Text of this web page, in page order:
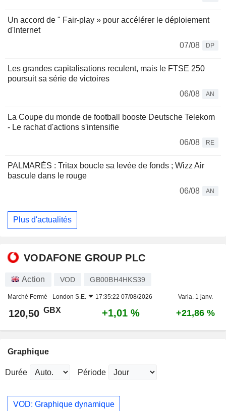
Un accord de " Fair-play » pour accélérer le déploiement
d'Internet
07/08
DP
Les grandes capitalisations reculent, mais le FTSE 250
poursuit sa série de victoires
06/08
AN
La Coupe du monde de football booste Deutsche Telekom
- Le rachat d'actions s'intensifie
06/08
RE
PALMARÈS : Tritax boucle sa levée de fonds ; Wizz Air
bascule dans le rouge
06/08
AN
Plus d'actualités
VODAFONE GROUP PLC
Action VOD GB00BH4HKS39
Marché Fermé - London S.E. 17:35:22 07/08/2026 Varia. 1 janv.
120,50 GBX +1,01 % +21,86 %
Graphique
Durée Période
VOD: Graphique dynamique